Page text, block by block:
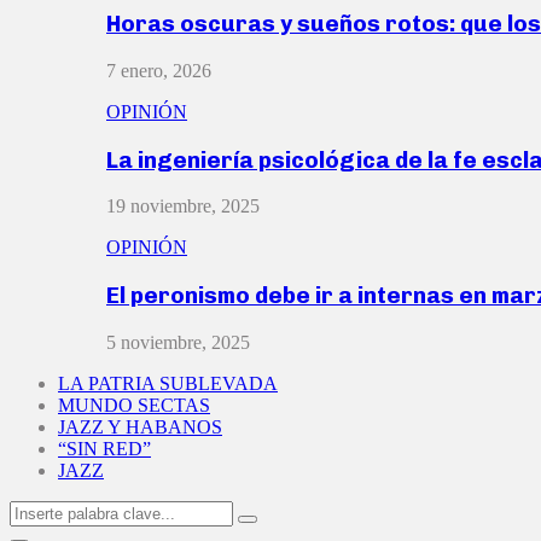
Horas oscuras y sueños rotos: que
7 enero, 2026
OPINIÓN
La ingeniería psicológica de la fe
19 noviembre, 2025
OPINIÓN
El peronismo debe ir a internas en
5 noviembre, 2025
LA PATRIA SUBLEVADA
MUNDO SECTAS
JAZZ Y HABANOS
“SIN RED”
JAZZ
Search
for:
Search